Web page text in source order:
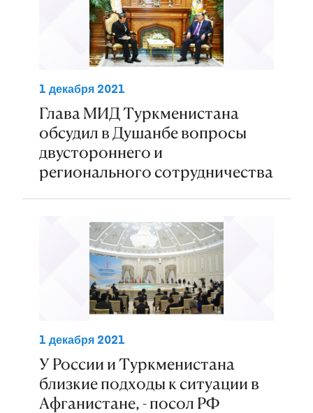
1 декабря 2021
Глава МИД Туркменистана
обсудил в Душанбе вопросы
двустороннего и
регионального сотрудничества
1 декабря 2021
У России и Туркменистана
близкие подходы к ситуации в
Афганистане, - посол РФ